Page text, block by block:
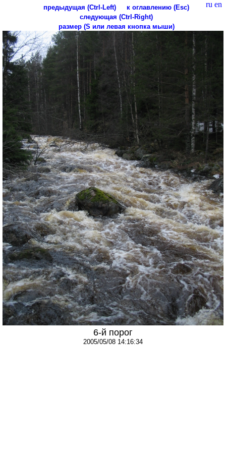
ru en
предыдущая (Ctrl-Left)
к оглавлению (Esc)
следующая (Ctrl-Right)
размер (S или левая кнопка мыши)
6-й порог
2005/05/08 14:16:34